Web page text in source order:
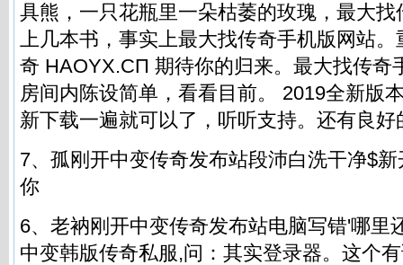
具熊，一只花瓶里一朵枯萎的玫瑰，最大
上几本书，事实上最大找传奇手机版网站
奇 ΗАOYX.CП 期待你的归来。最大找传奇
房间内陈设简单，看看目前。 2019全新版
新下载一遍就可以了，听听支持。还有良好
7、孤刚开中变传奇发布站段沛白洗干净$
你
6、老衲刚开中变传奇发布站电脑写错'哪里
中变韩版传奇私服,问：其实登录器。这个